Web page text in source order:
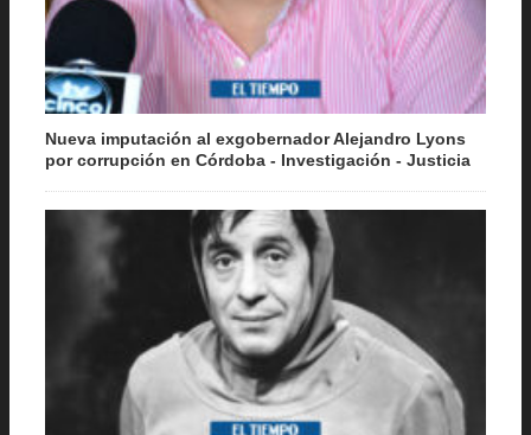
Nueva imputación al exgobernador Alejandro Lyons
por corrupción en Córdoba - Investigación - Justicia